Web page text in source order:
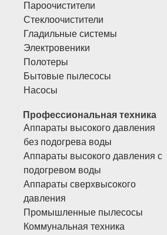
Пароочистители
Стеклоочистители
Гладильные системы
Электровеники
Полотеры
Бытовые пылесосы
Насосы
Профессиональная техника
Аппараты высокого давления
без подогрева воды
Аппараты высокого давления с
подогревом воды
Аппараты сверхвысокого
давления
Промышленные пылесосы
Коммунальная техника